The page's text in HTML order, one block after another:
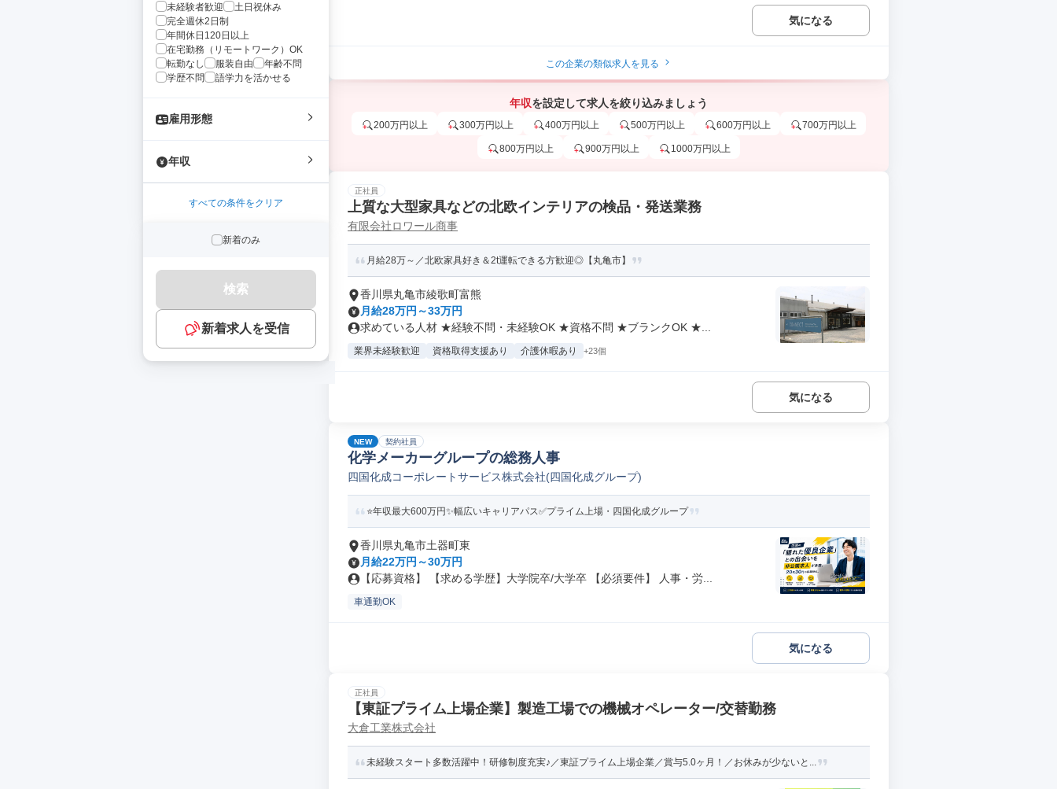
未経験者歓迎
土日祝休み
完全週休2日制
年間休日120日以上
在宅勤務（リモートワーク）OK
転勤なし
服装自由
年齢不問
学歴不問
語学力を活かせる
雇用形態
年収
すべての条件をクリア
新着のみ
検索
新着求人を受信
気になる
この企業の類似求人を見る
年収を設定して求人を絞り込みましょう
200万円以上 300万円以上 400万円以上 500万円以上 600万円以上 700万円以上
800万円以上 900万円以上 1000万円以上
正社員
上質な大型家具などの北欧インテリアの検品・発送業務
有限会社ロワール商事
月給28万～／北欧家具好き＆2t運転できる方歓迎◎【丸亀市】
香川県丸亀市綾歌町富熊
月給28万円～33万円
求めている人材 ★経験不問・未経験OK ★資格不問 ★ブランクOK ★...
業界未経験歓迎 資格取得支援あり 介護休暇あり +23個
気になる
NEW 契約社員
化学メーカーグループの総務人事
四国化成コーポレートサービス株式会社(四国化成グループ)
⭐年収最大600万円✨幅広いキャリアパス✅プライム上場・四国化成グループ
香川県丸亀市土器町東
月給22万円～30万円
【応募資格】 【求める学歴】大学院卒/大学卒 【必須要件】 人事・労...
車通勤OK
気になる
正社員
【東証プライム上場企業】製造工場での機械オペレーター/交替勤務
大倉工業株式会社
未経験スタート多数活躍中！研修制度充実♪／東証プライム上場企業／賞与5.0ヶ月！／お休みが少ないと...